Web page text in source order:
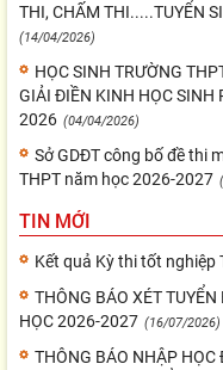
THI, CHẤM THI.....TUYỂN
(14/04/2026)
HỌC SINH TRƯỜNG
GIẢI ĐIỀN KINH HỌC SINH
2026 (04/04/2026)
Sở GDĐT công bố đề thi
THPT năm học 2026-2027
TIN MỚI
Kết quả Kỳ thi tốt nghiệp
THÔNG BÁO XÉT
HỌC 2026-2027 (16/07/2026)
THÔNG BÁO NHẬP HỌC